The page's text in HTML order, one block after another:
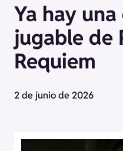
Ya hay
jugable de
Requiem
2 de junio de 2026